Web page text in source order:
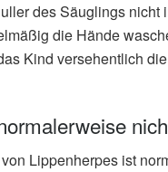
des Säuglings nicht
die Hände
Kind versehentlich
Lippenherpes ist